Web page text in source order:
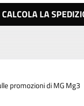
CALCOLA LA
promozioni di MG Mg3